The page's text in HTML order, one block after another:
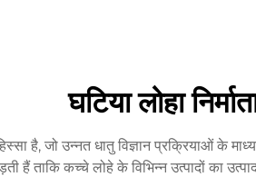
घटिया लोहा
है, जो उन्नत धातु विज्ञान प्रक्रियाओं के
हैं ताकि कच्चे लोहे के विभिन्न उत्पादों का